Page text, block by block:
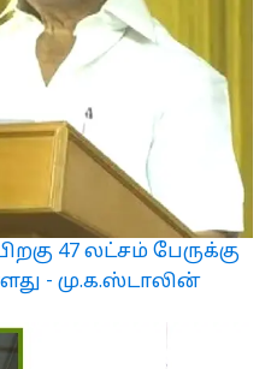
47 லட்சம் பேருக்கு
- மு.க.ஸ்டாலின்